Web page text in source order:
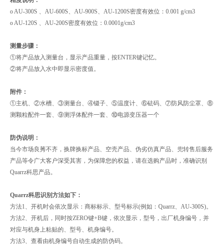
o AU-300S 、AU-600S、AU-900S、AU-1200S密度有效位：0.001 g/cm3
o AU-120S 、AU-200S密度有效位：0.0001g/cm3
测量步骤：
①将产品放入测量台，显示产品重量，按ENTER键记忆。
②将产品放入水中即显示密度值。
附件：
①主机、②水槽、③测量台、④镊子、⑤温度计、⑥砝码、⑦防风防尘罩、⑧
测颗粒配件一套、⑨测浮体配件一套、⑩电源变压器一个
防伪说明：
当今市场良莠不齐，换牌换标产品、空壳产品、伪劣仿真产品、兜转售后服务
产品等令广大客户深受其害，为保障您的权益，请在选购产品时，准确识别
Quarrz科思产品。
Quarrz科思识别方法如下：
方法1、开机时会依次显示：商标标示、型号标示(例如：Quarrz、AU-300S)。
方法2、开机后，同时按ZERO键+B键，依次显示，型号，出厂机身编号，并
对应与机身上粘贴的、型号、机身编号。
方法3、查看由机身编号自动生成的防伪码。